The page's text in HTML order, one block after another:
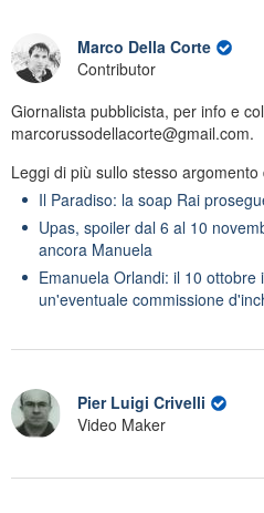
Marco Della Corte
Contributor
Giornalista pubblicista, per info e
marcorussodellacorte@gmail.com.
Leggi di più sullo stesso
Il Paradiso: la soap Rai
Upas, spoiler dal 6 al 10
ancora Manuela
Emanuela Orlandi: il 10 ottobre
un'eventuale commissione
Pier Luigi Crivelli
Video Maker